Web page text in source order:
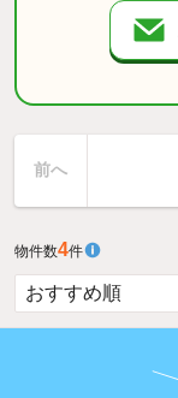
前へ
物件数4件